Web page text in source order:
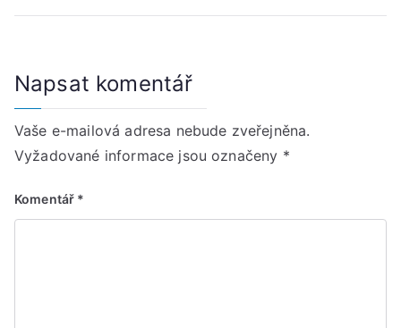
Napsat komentář
Vaše e-mailová adresa nebude zveřejněna.
Vyžadované informace jsou označeny *
Komentář *